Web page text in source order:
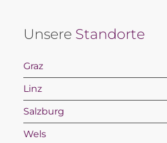
Unsere Standorte
Graz
Linz
Salzburg
Wels